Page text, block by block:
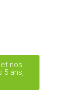
nos
ans,